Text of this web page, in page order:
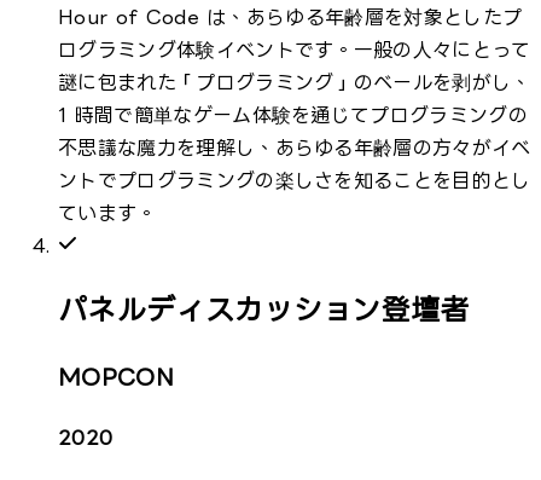
Hour of Code は、あらゆる年齢層を対象としたプ
ログラミング体験イベントです。一般の人々にとって
謎に包まれた「プログラミング」のベールを剥がし、
1 時間で簡単なゲーム体験を通じてプログラミングの
不思議な魔力を理解し、あらゆる年齢層の方々がイベ
ントでプログラミングの楽しさを知ることを目的とし
ています。
パネルディスカッション登壇者
MOPCON
2020